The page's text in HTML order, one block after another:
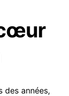
des années,